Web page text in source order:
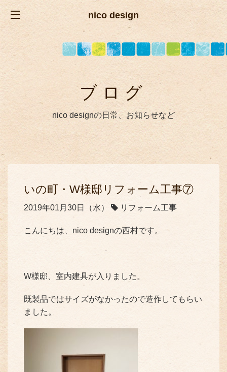
nico design
ブログ
nico designの日常、お知らせなど
いの町・W様邸リフォーム工事⑦
2019年01月30日（水） リフォーム工事
こんにちは、nico designの西村です。
W様邸、室内建具が入りました。
既製品ではサイズがなかったので造作してもらい
ました。